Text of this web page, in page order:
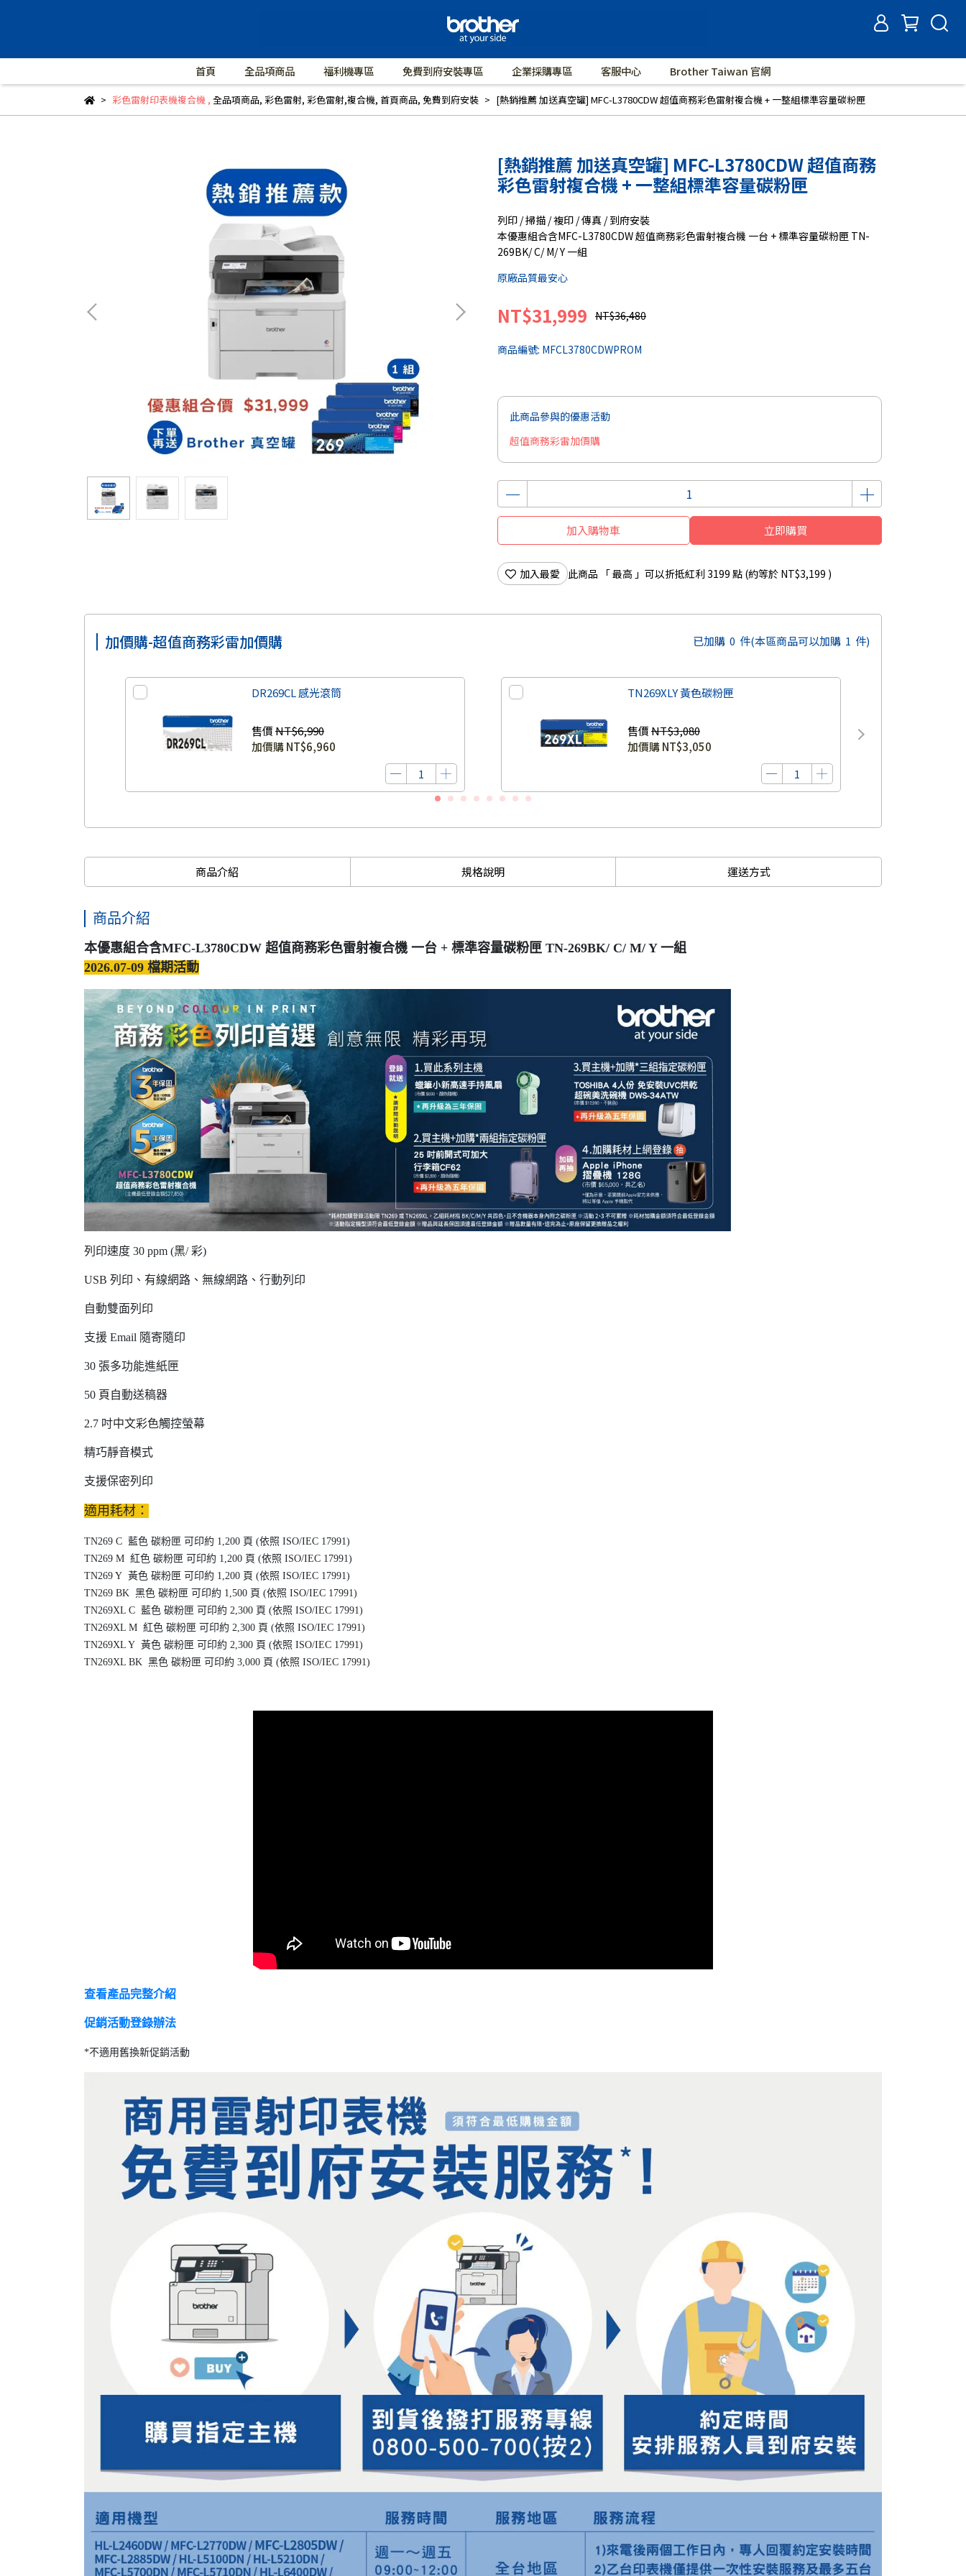
首頁 全品項商品 福利機專區 免費到府安裝專區 企業採購專區 客服中心 Brother Taiwan 官網
彩色雷射印表機複合機, 全品項商品, 彩色雷射, 彩色雷射,複合機, 首頁商品, 免費到府安裝 [熱銷推薦 加送真空罐] MFC-L3780CDW 超值商務彩色雷射複合機 + 一整組標準容量碳粉匣
[熱銷推薦 加送真空罐] MFC-L3780CDW 超值商務
彩色雷射複合機 + 一整組標準容量碳粉匣
列印 / 掃描 / 複印 / 傳真 / 到府安裝
本優惠組合含MFC-L3780CDW 超值商務彩色雷射複合機 一台 + 標準容量碳粉匣 TN-
269BK/ C/ M/ Y 一組
原廠品質最安心
NT$31,999 NT$36,480
商品編號: MFCL3780CDWPROM
此商品參與的優惠活動
超值商務彩雷加價購
加入購物車 立即購買
加入最愛 此商品 「 最高 」可以折抵紅利 3199 點 (約等於 NT$3,199 )
加價購-超值商務彩雷加價購 已加購 0 件(本區商品可以加購 1 件)
DR269CL 感光滾筒
售價NT$6,990
加價購NT$6,960
TN269XLY 黃色碳粉匣
售價NT$3,080
加價購NT$3,050
商品介紹 規格說明 運送方式
商品介紹
本優惠組合含MFC-L3780CDW 超值商務彩色雷射複合機 一台 + 標準容量碳粉匣 TN-269BK/ C/ M/ Y 一組
2026.07-09 檔期活動
列印速度 30 ppm (黑/ 彩)
USB 列印、有線網路、無線網路、行動列印
自動雙面列印
支援 Email 隨寄隨印
30 張多功能進紙匣
50 頁自動送稿器
2.7 吋中文彩色觸控螢幕
精巧靜音模式
支援保密列印
適用耗材：
TN269 C 藍色 碳粉匣 可印約 1,200 頁 (依照 ISO/IEC 17991)
TN269 M 紅色 碳粉匣 可印約 1,200 頁 (依照 ISO/IEC 17991)
TN269 Y 黃色 碳粉匣 可印約 1,200 頁 (依照 ISO/IEC 17991)
TN269 BK 黑色 碳粉匣 可印約 1,500 頁 (依照 ISO/IEC 17991)
TN269XL C 藍色 碳粉匣 可印約 2,300 頁 (依照 ISO/IEC 17991)
TN269XL M 紅色 碳粉匣 可印約 2,300 頁 (依照 ISO/IEC 17991)
TN269XL Y 黃色 碳粉匣 可印約 2,300 頁 (依照 ISO/IEC 17991)
TN269XL BK 黑色 碳粉匣 可印約 3,000 頁 (依照 ISO/IEC 17991)
查看產品完整介紹
促銷活動登錄辦法
*不適用舊換新促銷活動